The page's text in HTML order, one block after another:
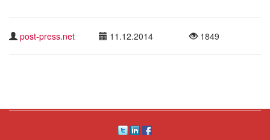
post-press.net 11.12.2014 1849